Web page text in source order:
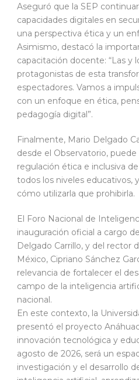
Aseguró que la SEP
capacidades digitales en
una perspectiva ética y un
Asimismo, destacó la
capacitación docente: “Las y
protagonistas de esta
espectadores. Vamos a
con un enfoque en ética,
pedagogía digital”.
Finalmente, Mario Delgado
desde el Observatorio,
regulación ética e inclusiva
todos los niveles educativos,
cómo utilizarla que prohibirla.
El Foro Nacional de
inauguración oficial a cargo
Delgado Carrillo, y del rector
México, Cipriano Sánchez
relevancia de fortalecer el
campo de la inteligencia
nacional.
En este contexto, la
presentó el proyecto
innovación tecnológica y
agosto de 2026, será un
investigación y el desarrollo